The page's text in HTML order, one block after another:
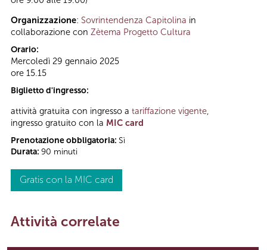
Organizzazione: Sovrintendenza Capitolina in
collaborazione con Zètema Progetto Cultura
Orario:
Mercoledì 29 gennaio 2025
ore 15.15
Biglietto d'ingresso:
attività gratuita con ingresso a tariffazione vigente,
ingresso gratuito con la MIC card
Prenotazione obbligatoria: Sì
Durata: 90 minuti
Gratis con la MIC card
Attività correlate